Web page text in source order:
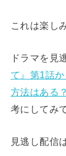
これは楽し
ドラマを見
て』第1話
方法はある
考にしてみ
見逃し配信